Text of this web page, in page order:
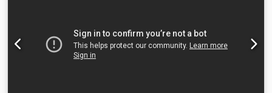
Prečnik snopa na izlazu: 21 mm (puni snop) Frekvencija
ponavljanja impulsa: 0–2 kHz Širina impulsa: 250 µs
Rezolucija impulsa: 70 µs (?) Stabilnost usmeravanja: ± 150